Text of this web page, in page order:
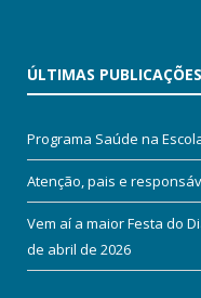
ÚLTIMAS PUBLICAÇÕES
Programa Saúde na
Atenção, pais e
Vem aí a maior Festa do
de abril de 2026